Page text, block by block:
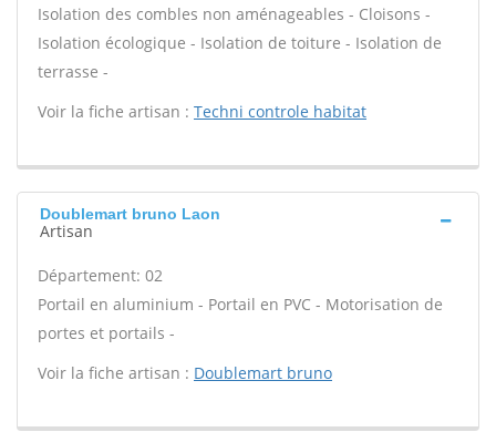
Isolation des combles non aménageables - Cloisons -
Isolation écologique - Isolation de toiture - Isolation de
terrasse -
Voir la fiche artisan : Techni controle habitat
Doublemart bruno Laon
Artisan
Département: 02
Portail en aluminium - Portail en PVC - Motorisation de
portes et portails -
Voir la fiche artisan : Doublemart bruno